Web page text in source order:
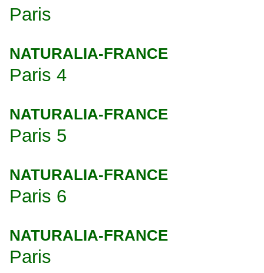
Paris
NATURALIA-FRANCE
Paris 4
NATURALIA-FRANCE
Paris 5
NATURALIA-FRANCE
Paris 6
NATURALIA-FRANCE
Paris